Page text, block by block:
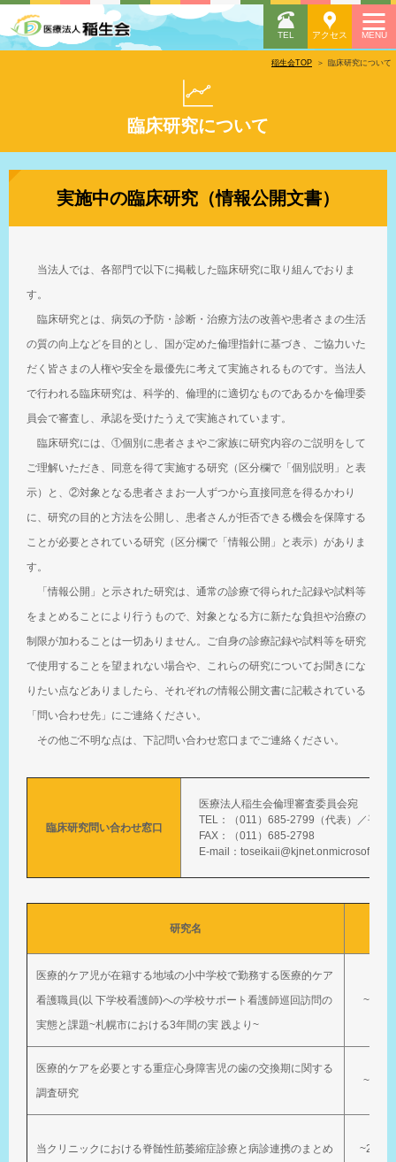
稲生会TOP 臨床研究について
臨床研究について
実施中の臨床研究（情報公開文書）
当法人では、各部門で以下に掲載した臨床研究に取り組んでおりま
す。
臨床研究とは、病気の予防・診断・治療方法の改善や患者さまの生活
の質の向上などを目的とし、国が定めた倫理指針に基づき、ご協力いた
だく皆さまの人権や安全を最優先に考えて実施されるものです。当法人
で行われる臨床研究は、科学的、倫理的に適切なものであるかを倫理委
員会で審査し、承認を受けたうえで実施されています。
臨床研究には、①個別に患者さまやご家族に研究内容のご説明をして
ご理解いただき、同意を得て実施する研究（区分欄で「個別説明」と表
示）と、②対象となる患者さまお一人ずつから直接同意を得るかわり
に、研究の目的と方法を公開し、患者さんが拒否できる機会を保障する
ことが必要とされている研究（区分欄で「情報公開」と表示）がありま
す。
「情報公開」と示された研究は、通常の診療で得られた記録や試料等
をまとめることにより行うもので、対象となる方に新たな負担や治療の
制限が加わることは一切ありません。ご自身の診療記録や試料等を研究
で使用することを望まれない場合や、これらの研究についてお聞きにな
りたい点などありましたら、それぞれの情報公開文書に記載されている
「問い合わせ先」にご連絡ください。
その他ご不明な点は、下記問い合わせ窓口までご連絡ください。
臨床研究問い合わせ窓口
医療法人稲生会倫理審査委員会宛
TEL：（011）685-2799（代表）／平日
FAX：（011）685-2798
E-mail：toseikaii@kjnet.onmicrosoft.com
研究名
医療的ケア児が在籍する地域の小中学校で勤務する医療的ケア
看護職員(以 下学校看護師)への学校サポート看護師巡回訪問の
実態と課題~札幌市における3年間の実 践より~
~2026
医療的ケアを必要とする重症⼼⾝障害児の⻭の交換期に関する
調査研究
~2025
当クリニックにおける脊髄性筋萎縮症診療と病診連携のまとめ ~2024